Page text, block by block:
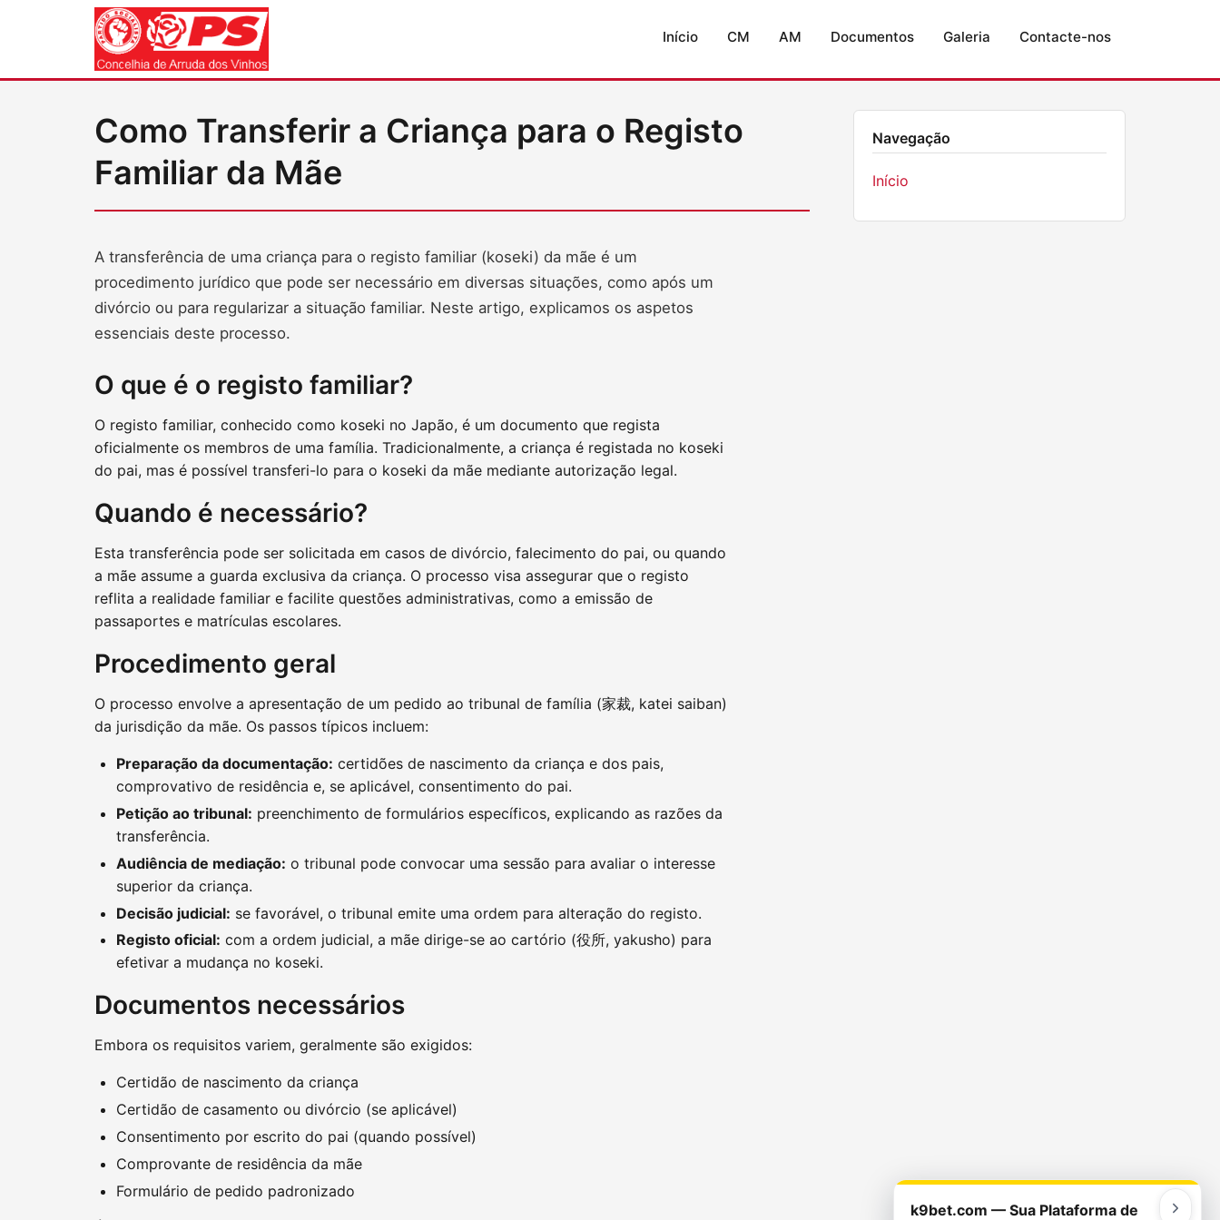
Início CM AM Documentos Galeria Contacte-nos
Como Transferir a Criança para o Registo
Familiar da Mãe
A transferência de uma criança para o registo familiar (koseki) da mãe é um
procedimento jurídico que pode ser necessário em diversas situações, como após um
divórcio ou para regularizar a situação familiar. Neste artigo, explicamos os aspetos
essenciais deste processo.
O que é o registo familiar?
O registo familiar, conhecido como koseki no Japão, é um documento que regista
oficialmente os membros de uma família. Tradicionalmente, a criança é registada no koseki
do pai, mas é possível transferi-lo para o koseki da mãe mediante autorização legal.
Quando é necessário?
Esta transferência pode ser solicitada em casos de divórcio, falecimento do pai, ou quando
a mãe assume a guarda exclusiva da criança. O processo visa assegurar que o registo
reflita a realidade familiar e facilite questões administrativas, como a emissão de
passaportes e matrículas escolares.
Procedimento geral
O processo envolve a apresentação de um pedido ao tribunal de família (家裁, katei saiban)
da jurisdição da mãe. Os passos típicos incluem:
Preparação da documentação: certidões de nascimento da criança e dos pais,
comprovativo de residência e, se aplicável, consentimento do pai.
Petição ao tribunal: preenchimento de formulários específicos, explicando as razões da
transferência.
Audiência de mediação: o tribunal pode convocar uma sessão para avaliar o interesse
superior da criança.
Decisão judicial: se favorável, o tribunal emite uma ordem para alteração do registo.
Registo oficial: com a ordem judicial, a mãe dirige-se ao cartório (役所, yakusho) para
efetivar a mudança no koseki.
Documentos necessários
Embora os requisitos variem, geralmente são exigidos:
Certidão de nascimento da criança
Certidão de casamento ou divórcio (se aplicável)
Consentimento por escrito do pai (quando possível)
Comprovante de residência da mãe
Formulário de pedido padronizado
Navegação
Início
k9bet.com — Sua Plataforma de